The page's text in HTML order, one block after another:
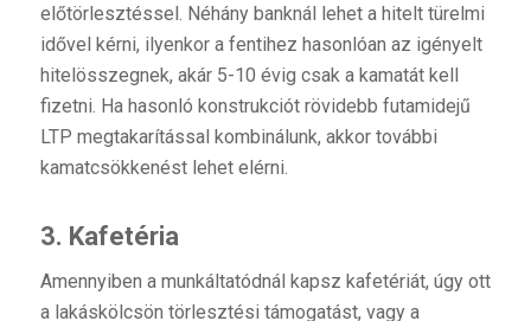
előtörlesztéssel. Néhány banknál lehet a hitelt türelmi
idővel kérni, ilyenkor a fentihez hasonlóan az igényelt
hitelösszegnek, akár 5-10 évig csak a kamatát kell
fizetni. Ha hasonló konstrukciót rövidebb futamidejű
LTP megtakarítással kombinálunk, akkor további
kamatcsökkenést lehet elérni.
3. Kafetéria
Amennyiben a munkáltatódnál kapsz kafetériát, úgy ott
a lakáskölcsön törlesztési támogatást, vagy a